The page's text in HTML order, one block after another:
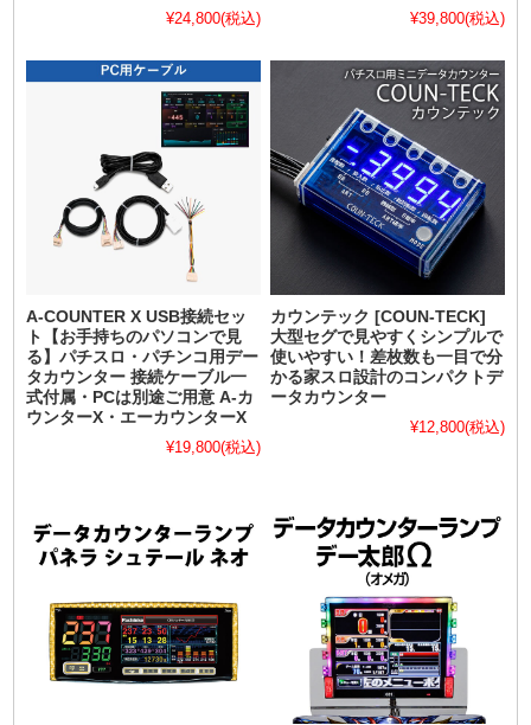
¥24,800(税込)
¥39,800(税込)
A-COUNTER X USB接続セッ
ト【お手持ちのパソコンで見
る】パチスロ・パチンコ用デー
タカウンター 接続ケーブル一
式付属・PCは別途ご用意 A-カ
ウンターX・エーカウンターX
¥19,800(税込)
カウンテック [COUN-TECK]
大型セグで見やすくシンプルで
使いやすい！差枚数も一目で分
かる家スロ設計のコンパクトデ
ータカウンター
¥12,800(税込)